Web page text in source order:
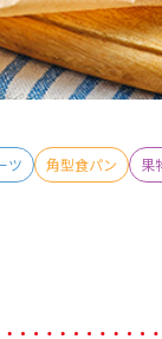
ツ 角型食パン 果